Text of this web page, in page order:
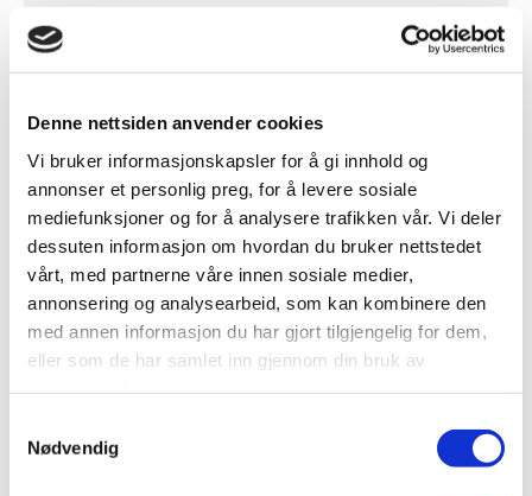
Denne nettsiden anvender cookies
Vi bruker informasjonskapsler for å gi innhold og
annonser et personlig preg, for å levere sosiale
mediefunksjoner og for å analysere trafikken vår. Vi deler
dessuten informasjon om hvordan du bruker nettstedet
vårt, med partnerne våre innen sosiale medier,
annonsering og analysearbeid, som kan kombinere den
med annen informasjon du har gjort tilgjengelig for dem,
eller som de har samlet inn gjennom din bruk av
Nødvendig
Halvor Heyerdahls vei 50, 8626 MO I RANA
Postadresse
Postboks 611, 8607 Mo i Rana
Bransje
Arktitekt, teknisk konsulentvirksomhet og
teknisk prøving og analyse
Nettside
faktura@nemkonorlab.com